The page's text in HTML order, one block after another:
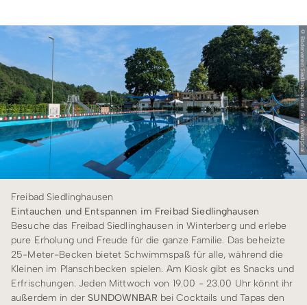
© Bäderverein Siedlinghausen / Sven Westphal
Freibad Siedlinghausen
Eintauchen und Entspannen im Freibad Siedlinghausen
Besuche das Freibad Siedlinghausen in Winterberg und erlebe
pure Erholung und Freude für die ganze Familie. Das beheizte
25-Meter-Becken bietet Schwimmspaß für alle, während die
Kleinen im Planschbecken spielen. Am Kiosk gibt es Snacks und
Erfrischungen. Jeden Mittwoch von 19.00 - 23.00 Uhr könnt ihr
außerdem in der SUNDOWNBAR bei Cocktails und Tapas den